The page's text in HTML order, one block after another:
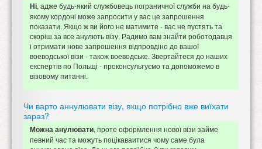
Ні, адже будь-який службовець пограничної служби на будь-
якому кордоні може запросити у вас це запрошення
показати. Якщо ж ви його не матимите - вас не пустять та
скоріш за все анулють візу. Радимо вам знайти роботодавця
і отримати нове запрошення відпровдіно до вашої
воеводської візи - також воеводське. Звертайтеся до наших
експертів по Польщі - проконсультуємо та допоможемо в
візовому питанні.
Чи варто аннулювати візу, якщо потрібно вже виїхати
зараз?
Можна анулювати, проте оформлення нової візи займе
певний час та можуть поцікаваитися чому саме була